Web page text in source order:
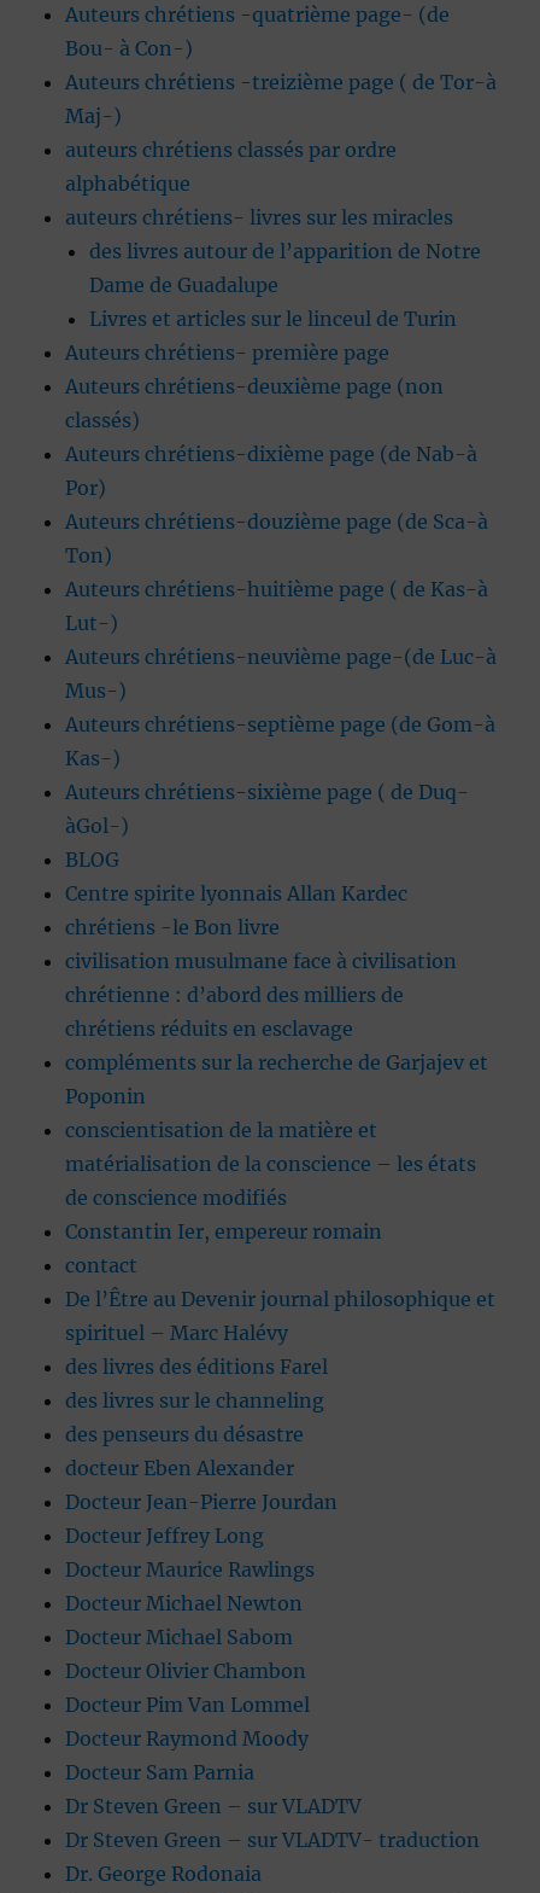
Auteurs chrétiens -quatrième page- (de
Bou- à Con-)
Auteurs chrétiens -treizième page ( de Tor-à
Maj-)
auteurs chrétiens classés par ordre
alphabétique
auteurs chrétiens- livres sur les miracles
des livres autour de l’apparition de Notre
Dame de Guadalupe
Livres et articles sur le linceul de Turin
Auteurs chrétiens- première page
Auteurs chrétiens-deuxième page (non
classés)
Auteurs chrétiens-dixième page (de Nab-à
Por)
Auteurs chrétiens-douzième page (de Sca-à
Ton)
Auteurs chrétiens-huitième page ( de Kas-à
Lut-)
Auteurs chrétiens-neuvième page-(de Luc-à
Mus-)
Auteurs chrétiens-septième page (de Gom-à
Kas-)
Auteurs chrétiens-sixième page ( de Duq-
àGol-)
BLOG
Centre spirite lyonnais Allan Kardec
chrétiens -le Bon livre
civilisation musulmane face à civilisation
chrétienne : d’abord des milliers de
chrétiens réduits en esclavage
compléments sur la recherche de Garjajev et
Poponin
conscientisation de la matière et
matérialisation de la conscience – les états
de conscience modifiés
Constantin Ier, empereur romain
contact
De l’Être au Devenir journal philosophique et
spirituel – Marc Halévy
des livres des éditions Farel
des livres sur le channeling
des penseurs du désastre
docteur Eben Alexander
Docteur Jean-Pierre Jourdan
Docteur Jeffrey Long
Docteur Maurice Rawlings
Docteur Michael Newton
Docteur Michael Sabom
Docteur Olivier Chambon
Docteur Pim Van Lommel
Docteur Raymond Moody
Docteur Sam Parnia
Dr Steven Green – sur VLADTV
Dr Steven Green – sur VLADTV- traduction
Dr. George Rodonaia